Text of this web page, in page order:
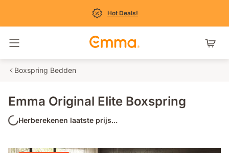
Hot Deals!
Navigatie in- en uitschakelen
Boxspring Bedden
Emma Original Elite Boxspring
Herberekenen laatste prijs...